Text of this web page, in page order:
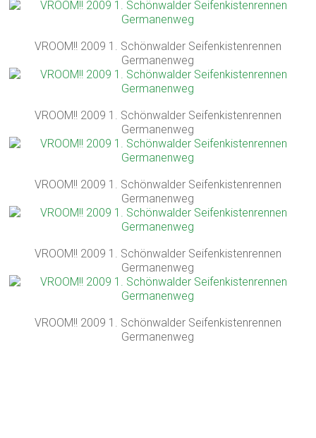
VROOM!! 2009 1. Schönwalder Seifenkistenrennen
Germanenweg
VROOM!! 2009 1. Schönwalder Seifenkistenrennen
Germanenweg
VROOM!! 2009 1. Schönwalder Seifenkistenrennen
Germanenweg
VROOM!! 2009 1. Schönwalder Seifenkistenrennen
Germanenweg
VROOM!! 2009 1. Schönwalder Seifenkistenrennen
Germanenweg